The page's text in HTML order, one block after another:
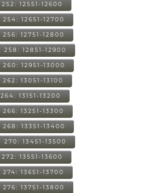
252: 12551-12600
254: 12651-12700
256: 12751-12800
258: 12851-12900
260: 12951-13000
262: 13051-13100
264: 13151-13200
266: 13251-13300
268: 13351-13400
270: 13451-13500
272: 13551-13600
274: 13651-13700
276: 13751-13800